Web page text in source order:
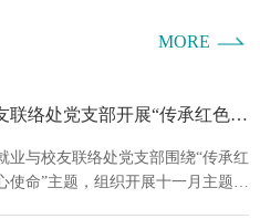
MORE
开展“传承红色基因、砥砺初心使命”特色实践活动
业与校友联络处党支部围绕“传承红
使命”主题，组织开展十一月主题党